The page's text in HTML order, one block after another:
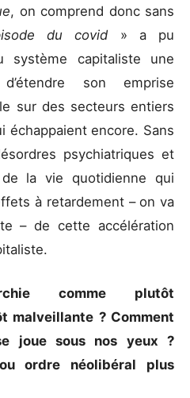
, on comprend donc sans
du covid » a pu
système capitaliste une
son emprise
sur des secteurs entiers
échappaient encore. Sans
psychiatriques et
la vie quotidienne qui
à retardement – on va
– de cette accélération
comme plutôt
malveillante ? Comment
joue sous nos yeux ?
ordre néolibéral plus